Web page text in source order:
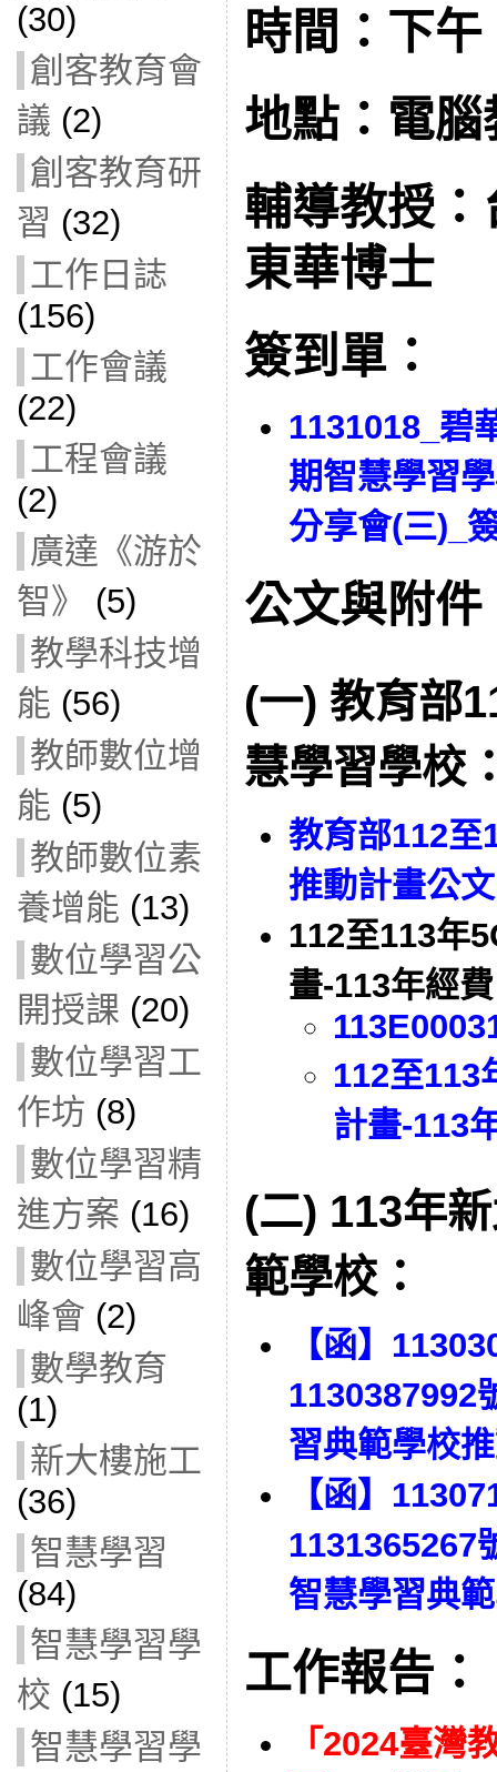
(30)
創客教育會
議 (2)
創客教育研
習 (32)
工作日誌
(156)
工作會議
(22)
工程會議
(2)
廣達《游於
智》
(5)
教學科技增
能 (56)
教師數位增
能 (5)
教師數位素
養增能 (13)
數位學習公
開授課 (20)
數位學習工
作坊 (8)
數位學習精
進方案 (16)
數位學習高
峰會 (2)
數學教育
(1)
新大樓施工
(36)
智慧學習
(84)
智慧學習學
校 (15)
智慧學習學
時間：下
地點：電腦
輔導教授
東華博士
簽到單：
1131018_碧
期智慧學習
分享會(三)_
公文與附件
(一) 教育部
慧學習學校
教育部112至
推動計畫公文
112至113年
畫-113年經
112⾄113
計畫-113
(二) 113年
範學校：
【函】
1130387992
習典範學校
【函】
1131365267
智慧學習典
工作報告：
「2024臺灣